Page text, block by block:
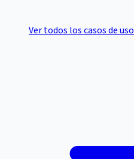
Ver todos los casos de uso